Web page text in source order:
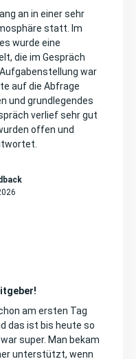
an in einer sehr
statt. Im
wurde eine
die im Gespräch
war
auf die Abfrage
und grundlegendes
verlief sehr gut
offen und
am ersten Tag
das ist bis heute so
super. Man bekam
unterstützt, wenn